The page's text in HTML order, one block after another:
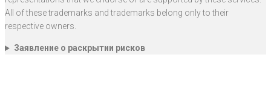
All of these trademarks and trademarks belong only to their
respective owners.
Заявление о раскрытии рисков